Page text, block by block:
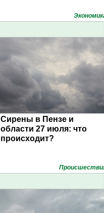
Сирены в Пензе и
области 27 июля: что
происходит?